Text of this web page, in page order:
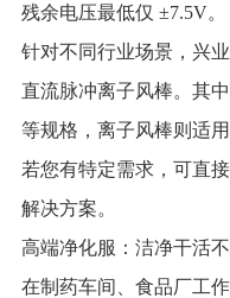
残余电压最低仅 ±7.5V。
针对不同行业场景，兴
直流脉冲离子风棒。其
等规格，离子风棒则适
若您有特定需求，可直
解决方案。
高端净化服：洁净干活
在制药车间、食品厂工